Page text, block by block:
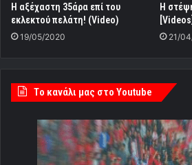
Η αξέχαστη 35άρα επί του
εκλεκτού πελάτη! (Video)
19/05/2020
Η
[Videos]
21/
Tο κανάλι μας στο Youtube